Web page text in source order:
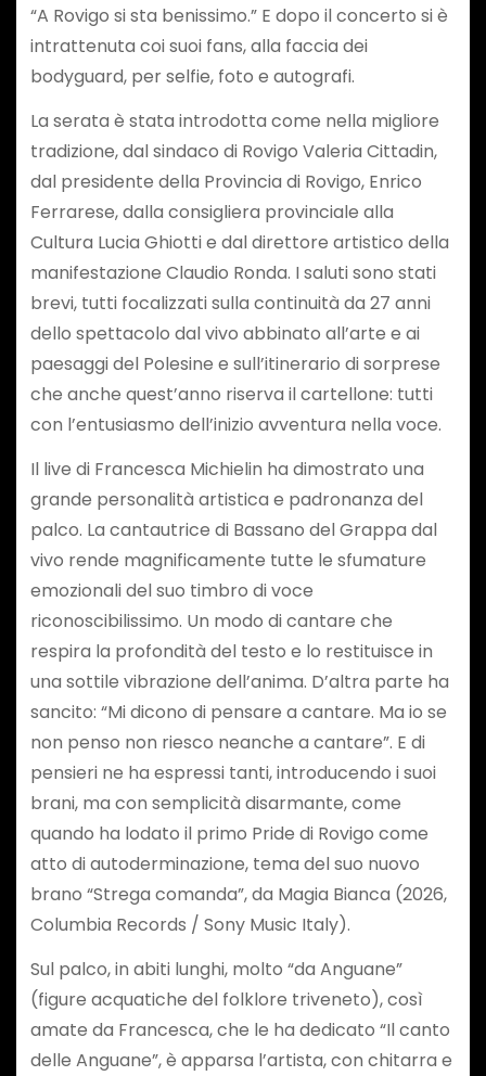
“A Rovigo si sta benissimo.” E dopo il concerto si è
intrattenuta coi suoi fans, alla faccia dei
bodyguard, per selfie, foto e autografi.
La serata è stata introdotta come nella migliore
tradizione, dal sindaco di Rovigo Valeria Cittadin,
dal presidente della Provincia di Rovigo, Enrico
Ferrarese, dalla consigliera provinciale alla
Cultura Lucia Ghiotti e dal direttore artistico della
manifestazione Claudio Ronda. I saluti sono stati
brevi, tutti focalizzati sulla continuità da 27 anni
dello spettacolo dal vivo abbinato all’arte e ai
paesaggi del Polesine e sull’itinerario di sorprese
che anche quest’anno riserva il cartellone: tutti
con l’entusiasmo dell’inizio avventura nella voce.
Il live di Francesca Michielin ha dimostrato una
grande personalità artistica e padronanza del
palco. La cantautrice di Bassano del Grappa dal
vivo rende magnificamente tutte le sfumature
emozionali del suo timbro di voce
riconoscibilissimo. Un modo di cantare che
respira la profondità del testo e lo restituisce in
una sottile vibrazione dell’anima. D’altra parte ha
sancito: “Mi dicono di pensare a cantare. Ma io se
non penso non riesco neanche a cantare”. E di
pensieri ne ha espressi tanti, introducendo i suoi
brani, ma con semplicità disarmante, come
quando ha lodato il primo Pride di Rovigo come
atto di autoderminazione, tema del suo nuovo
brano “Strega comanda”, da Magia Bianca (2026,
Columbia Records / Sony Music Italy).
Sul palco, in abiti lunghi, molto “da Anguane”
(figure acquatiche del folklore triveneto), così
amate da Francesca, che le ha dedicato “Il canto
delle Anguane”, è apparsa l’artista, con chitarra e